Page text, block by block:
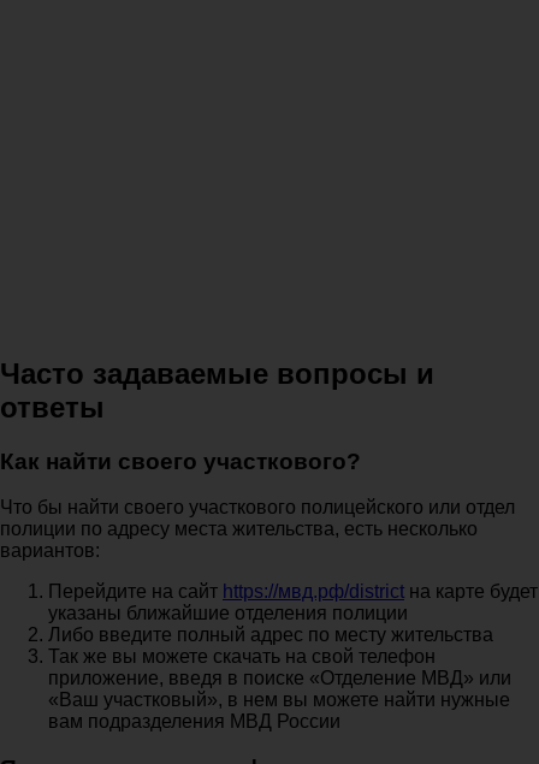
Часто задаваемые вопросы и
ответы
Как найти своего участкового?
Что бы найти своего участкового полицейского или отдел
полиции по адресу места жительства, есть несколько
вариантов:
Перейдите на сайт https://мвд.рф/district на карте будет
указаны ближайшие отделения полиции
Либо введите полный адрес по месту жительства
Так же вы можете скачать на свой телефон
приложение, введя в поиске «Отделение МВД» или
«Ваш участковый», в нем вы можете найти нужные
вам подразделения МВД России